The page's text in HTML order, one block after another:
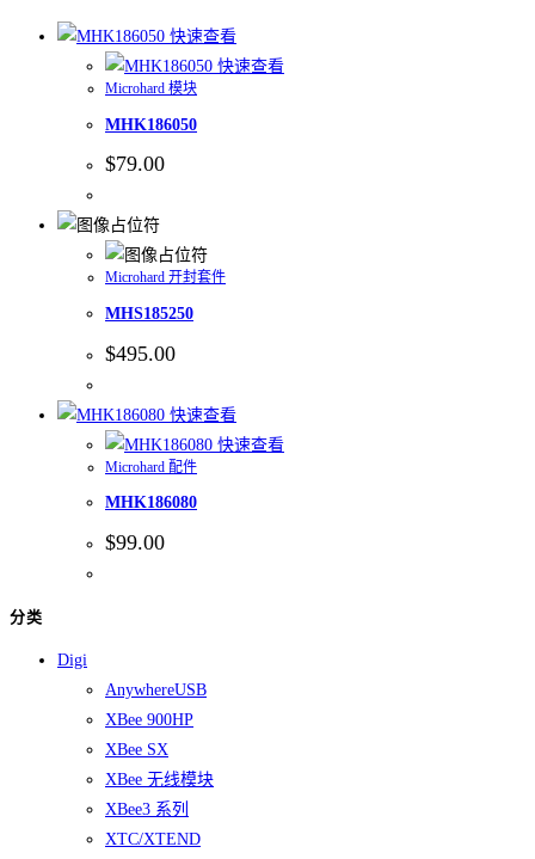
快速查看
快速查看
Microhard 模块
MHK186050
$79.00
Microhard 开封套件
MHS185250
$495.00
快速查看
快速查看
Microhard 配件
MHK186080
$99.00
分类
Digi
AnywhereUSB
XBee 900HP
XBee SX
XBee 无线模块
XBee3 系列
XTC/XTEND